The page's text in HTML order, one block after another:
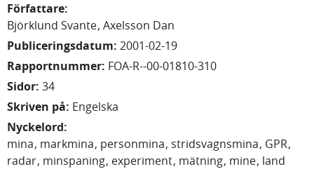
Författare:
Björklund Svante Axelsson Dan
Publiceringsdatum: 2001-02-19
Rapportnummer: FOA-R--00-01810-310
Sidor: 34
Skriven på: Engelska
Nyckelord:
mina markmina personmina stridsvagnsmina GPR
radar minspaning experiment mätning mine land